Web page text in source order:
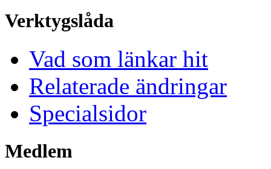
Verktygslåda
Vad som länkar hit
Relaterade ändringar
Specialsidor
Medlem